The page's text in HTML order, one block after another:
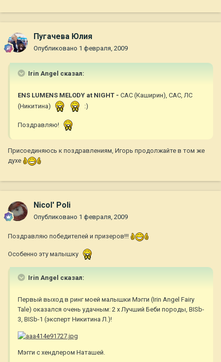
Пугачева Юлия
Опубликовано 1 февраля, 2009
Irin Angel сказал:
ENS LUMENS MELODY at NIGHT - CAC (Каширин), САС, ЛС
(Никитина)
:)
Поздравляю!
Присоединяюсь к поздравлениям, Игорь продолжайте в том же
духе
Nicol' Poli
Опубликовано 1 февраля, 2009
Поздравляю победителей и призеров!!!
Особенно эту малышку
Irin Angel сказал:
Первый выход в ринг моей малышки Мэгги (Irin Angel Fairy
Tale) оказался очень удачным: 2 х Лучший Беби породы, BISb-
3, BISb-1 (эксперт Никитина Л.)!
Мэгги с хендлером Наташей.